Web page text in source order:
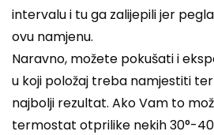
intervalu i tu ga zalijepili jer
ovu namjenu.
Naravno, možete pokušati i
u koji položaj treba namjestiti
najbolji rezultat. Ako Vam to
termostat otprilike nekih 30°-